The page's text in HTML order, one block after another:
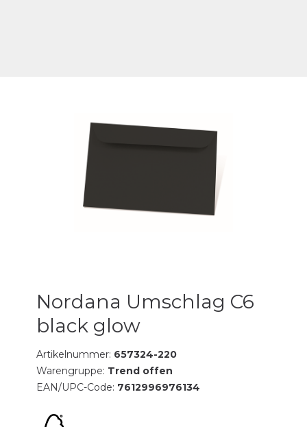
Nordana Umschlag C6
black glow
Artikelnummer: 657324-220
Warengruppe: Trend offen
EAN/UPC-Code: 7612996976134